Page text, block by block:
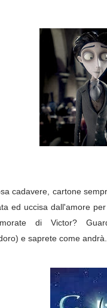
arriva
Ritorno al
e curiosità delle
Netflix alza i
cadavere, cartone
ed uccisa dall'amore
di Victor?
e saprete come andrà.